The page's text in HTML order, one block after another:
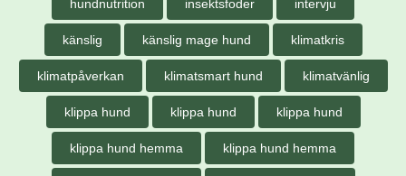
hundnutrition insektsfoder intervju
känslig känslig mage hund klimatkris
klimatpåverkan klimatsmart hund klimatvänlig
klippa hund klippa hund klippa hund
klippa hund hemma klippa hund hemma